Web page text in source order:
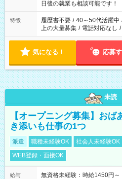
の方へ 今ご覧のお仕事で希望
の勤務時間。 合計で週40時
日後の就業も相談可能です！
特徴 履歴書不要 / 40～50代活躍中
上の大量募集 / 電話対応なし /
気になる！ 応募
未読
【オープニング募集】お
き添いも仕事の1つ
派遣 職種未経験OK 社会人未経験OK
WEB登録・面接OK
給与
無資格未経験：時給1450